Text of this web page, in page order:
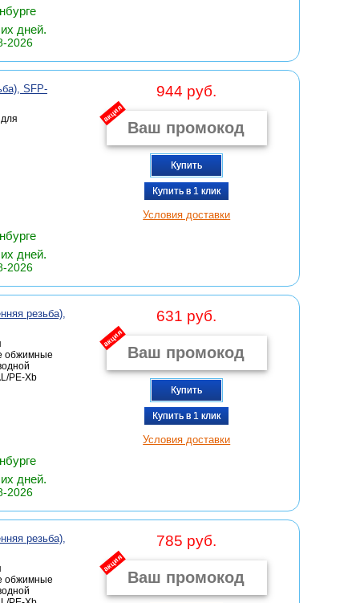
дней.
2026
SFP-
944 руб.
акция
Купить
Купить в 1 клик
Условия доставки
дней.
2026
резьба),
обжимные
PE-Xb
631 руб.
акция
Купить
Купить в 1 клик
Условия доставки
дней.
2026
резьба),
обжимные
785 руб.
акция